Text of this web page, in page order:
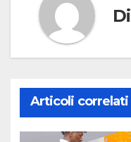
Di
Articoli correlati